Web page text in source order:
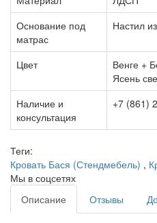
Основание под
матрас
Настил
Цвет
Венге +
Ясень
Наличие и
консультация
+7 (861)
Теги:
Кровать Бася (Стендмебель) ,
Мы в соцсетях
Описание
Отзывы